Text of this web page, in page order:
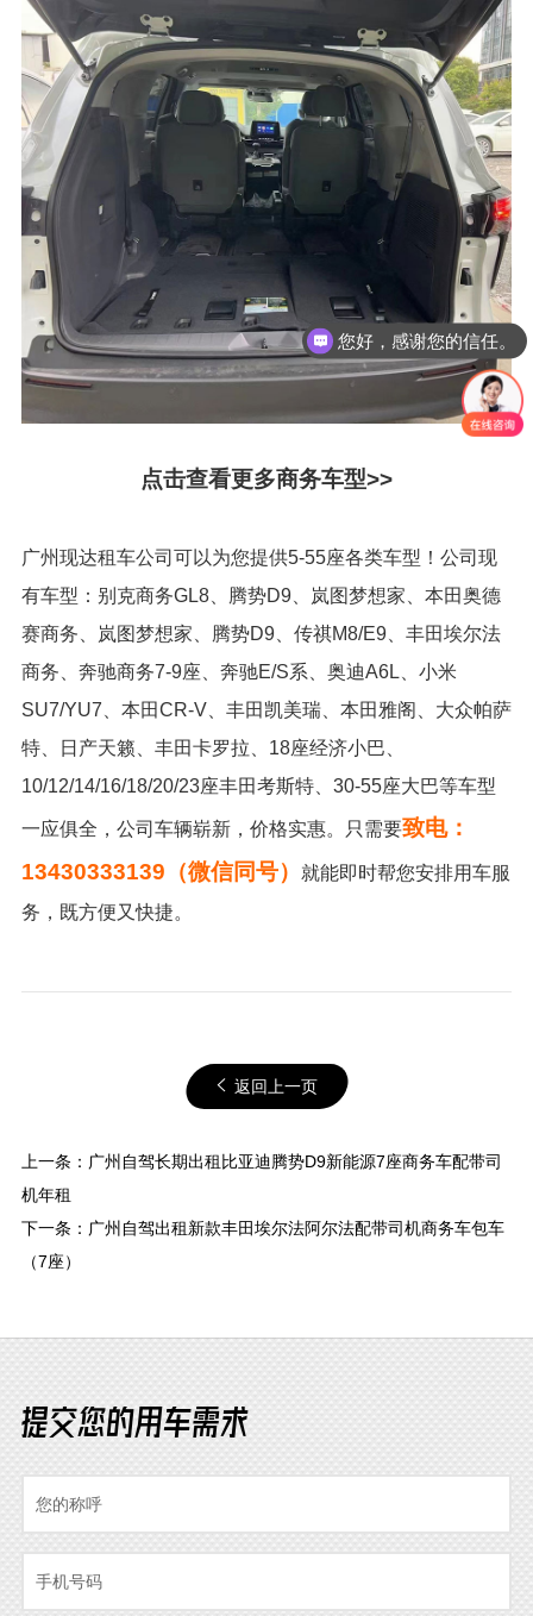
点击查看更多商务车型>>
广州现达租车公司可以为您提供5-55座各类车型！公司现
有车型：别克商务GL8、腾势D9、岚图梦想家、本田奥德
赛商务、岚图梦想家、腾势D9、传祺M8/E9、丰田埃尔法
商务、奔驰商务7-9座、奔驰E/S系、奥迪A6L、小米
SU7/YU7、本田CR-V、丰田凯美瑞、本田雅阁、大众帕萨
特、日产天籁、丰田卡罗拉、18座经济小巴、
10/12/14/16/18/20/23座丰田考斯特、30-55座大巴等车型
一应俱全，公司车辆崭新，价格实惠。只需要致电：
13430333139（微信同号）
就能即时帮您安排用车服
务，既方便又快捷。
返回上一页
上一条： 广州自驾长期出租比亚迪腾势D9新能源7座商务车配带司
机年租
下一条： 广州自驾出租新款丰田埃尔法阿尔法配带司机商务车包车
（7座）
提交您的用车需求
您好，感谢您的信任。